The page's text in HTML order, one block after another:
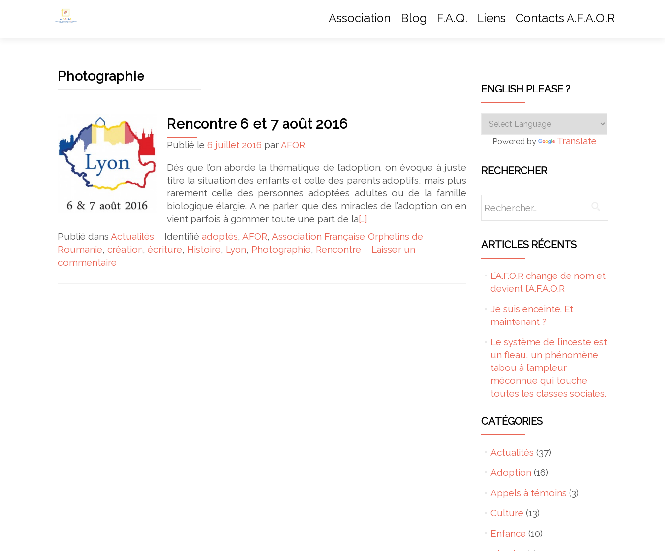
Association Blog F.A.Q. Liens Contacts A.F.A.O.R
Photographie
Rencontre 6 et 7 août 2016
Publié le 6 juillet 2016 par AFOR
Dès que l’on aborde la thématique de l’adoption, on évoque à juste
titre la situation des enfants et celle des parents adoptifs, mais plus
rarement celle des personnes adoptées adultes ou de la famille
biologique élargie. A ne parler que des miracles de l’adoption on en
vient parfois à gommer toute une part de la[…]
Publié dans Actualités Identifié adoptés, AFOR, Association Française Orphelins de
Roumanie, création, écriture, Histoire, Lyon, Photographie, Rencontre
Laisser un
commentaire
ENGLISH PLEASE ?
Powered by Translate
RECHERCHER
ARTICLES RÉCENTS
L’A.F.O.R change de nom et
devient l’A.F.A.O.R
Je suis enceinte. Et
maintenant ?
Le système de l’inceste est
un fleau, un phénomène
tabou à l’ampleur
méconnue qui touche
toutes les classes sociales.
CATÉGORIES
Actualités (37)
Adoption (16)
Appels à témoins (3)
Culture (13)
Enfance (10)